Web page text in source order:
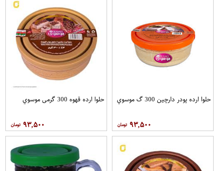
حلوا ارده پودر دارچین 300 گ موسوي
۹۳,۵۰۰
حلوا ارده قهوه 300 گرمی موسوي
۹۳,۵۰۰